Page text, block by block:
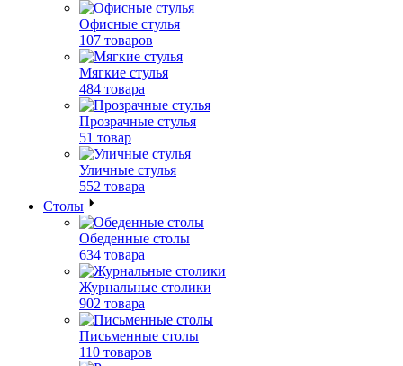
Офисные стулья
107 товаров
Мягкие стулья
484 товара
Прозрачные стулья
51 товар
Уличные стулья
552 товара
Столы
Обеденные столы
634 товара
Журнальные столики
902 товара
Письменные столы
110 товаров